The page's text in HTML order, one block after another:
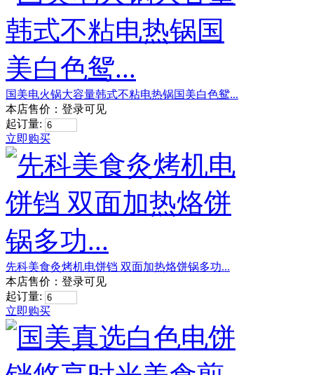
国美电火锅大容量韩式不粘电热锅国美白色鸳...
本店售价： 登录可见
起订量:
立即购买
先科美食灸烤机电饼铛 双面加热烙饼锅多功...
本店售价： 登录可见
起订量:
立即购买